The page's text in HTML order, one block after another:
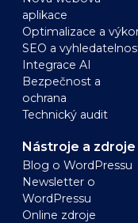
aplikace
Optimalizace a
SEO a
Integrace AI
Bezpečnost a
ochrana
Technický audit
Nástroje a zdroje
Blog o WordPressu
Newsletter o
WordPressu
Online zdroje